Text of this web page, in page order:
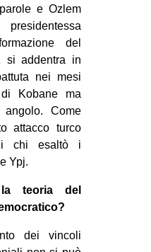
in
e Ozlem
del
si addentra in
nei mesi
Kobane ma
Come
attacco turco
di chi esaltò i
Ypj.
teoria del
dei vincoli